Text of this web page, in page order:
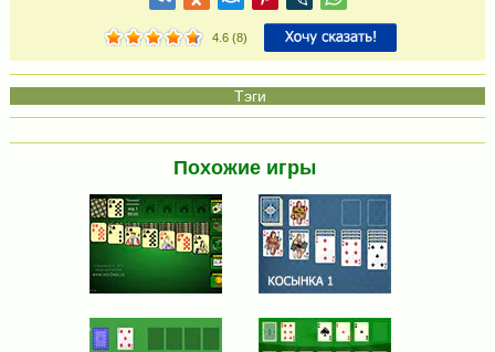
4.6(8)
Похожие игры